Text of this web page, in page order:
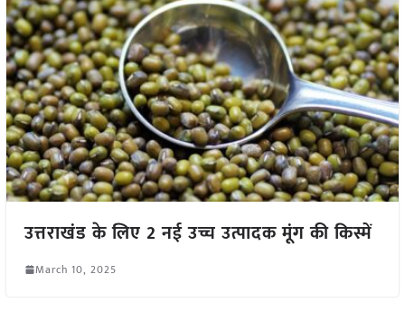
उत्तराखंड के लिए 2 नई उच्च उत्पादक मूंग की किस्में
March 10, 2025